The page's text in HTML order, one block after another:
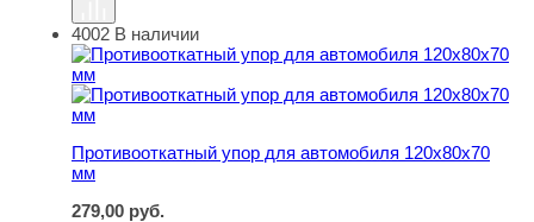
Противооткатный упор для автомобиля 120х80х70 мм
4002 В наличии
Противооткатный упор для автомобиля 120х80х70
мм
279,00 руб.